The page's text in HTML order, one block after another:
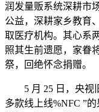
润发量贩系统深耕市
公益，深耕家乡教育
取医疗机构。其心系
照其生前遗愿，家眷
祭，回绝怀念捐赠。
5 月 25 日，央视旧
多款线上线%NFC ”